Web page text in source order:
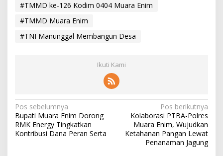
#TMMD ke-126 Kodim 0404 Muara Enim
#TMMD Muara Enim
#TNI Manunggal Membangun Desa
Ikuti Kami
N
a
v
Pos sebelumnya
Bupati Muara Enim Dorong
RMK Energy Tingkatkan
Kontribusi Dana Peran Serta
Pos berikutnya
Kolaborasi PTBA-Polres
Muara Enim, Wujudkan
Ketahanan Pangan Lewat
Penanaman Jagung